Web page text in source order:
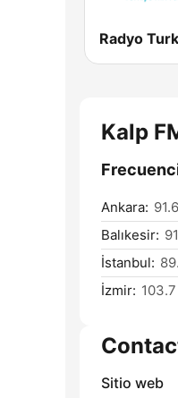
Radyo
Kalp
Ankara:
Balıkesir:
İstanbul:
İzmir:
Sitio web